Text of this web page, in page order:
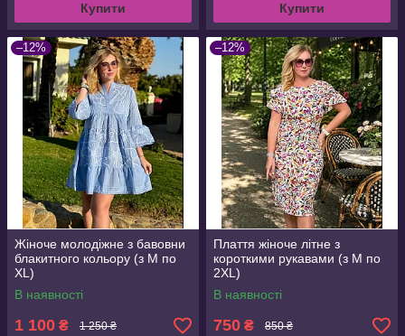
Купити Купити
–12%
Жіноче молодіжне з бавовни
блакитного кольору (з M по
XL)
В наявності
1 100 ₴ 1 250 ₴
–12%
Плаття жіноче літне з
короткими рукавами (з M по
2XL)
В наявності
750 ₴ 850 ₴